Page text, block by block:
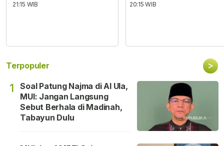
21:15 WIB
20:15 WIB
Terpopuler >
1
Soal Patung Najma di Al Ula,
MUI: Jangan Langsung
Sebut Berhala di Madinah,
Tabayun Dulu